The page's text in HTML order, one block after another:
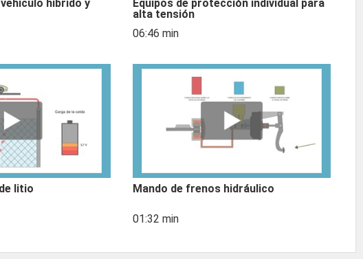
híbrido y
Equipos de protección individual para
alta tensión
06:46 min
litio Mando de frenos hidráulico
01:32 min